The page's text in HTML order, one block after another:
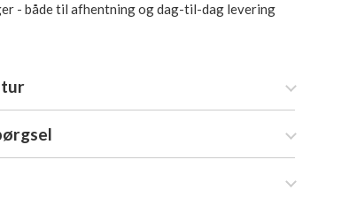
- både til afhentning og dag-til-dag levering